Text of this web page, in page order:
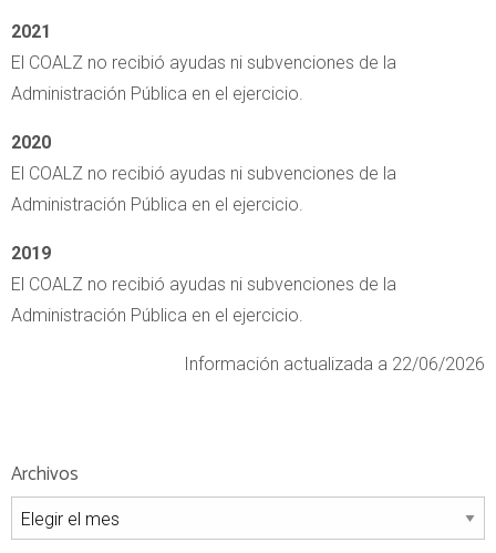
2021
El COALZ no recibió ayudas ni subvenciones de la
Administración Pública en el ejercicio.
2020
El COALZ no recibió ayudas ni subvenciones de la
Administración Pública en el ejercicio.
2019
El COALZ no recibió ayudas ni subvenciones de la
Administración Pública en el ejercicio.
Información actualizada a 22/06/2026
Archivos
Archivos